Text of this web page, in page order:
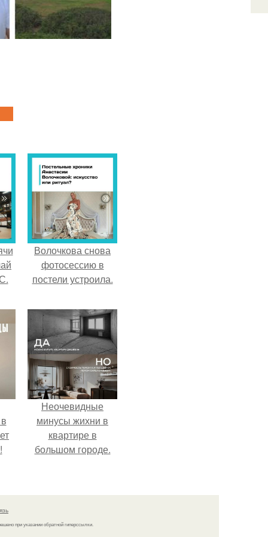
Волочкова снова
фотосессию в
постели устроила.
Неочевидные
минусы жихни в
квартире в
большом городе.
при указании обратной гиперссылки.